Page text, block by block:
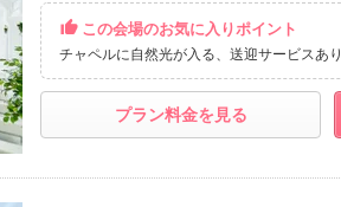
この会場のお気に入りポイント
チャペルに自然光が入る 送迎サービスあり
プラン料金を見る